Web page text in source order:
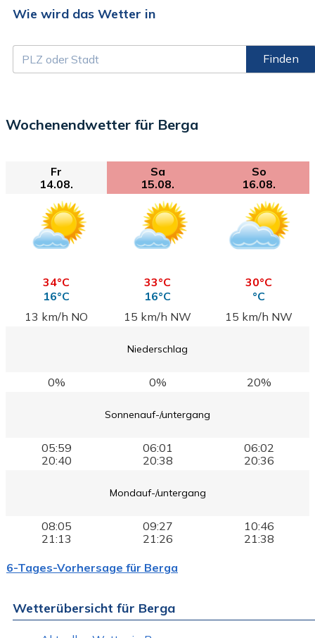
Wie wird das Wetter in
Finden
Wochenendwetter für Berga
Fr
14.08.
Sa
15.08.
So
16.08.
34°C
16°C
33°C
16°C
30°C
°C
13 km/h NO
15 km/h NW 15 km/h NW
Niederschlag
0% 0% 20%
Sonnenauf-/untergang
05:59
20:40
06:01
20:38
06:02
20:36
Mondauf-/untergang
08:05
21:13
09:27
21:26
10:46
21:38
6-Tages-Vorhersage für Berga
Wetterübersicht für Berga